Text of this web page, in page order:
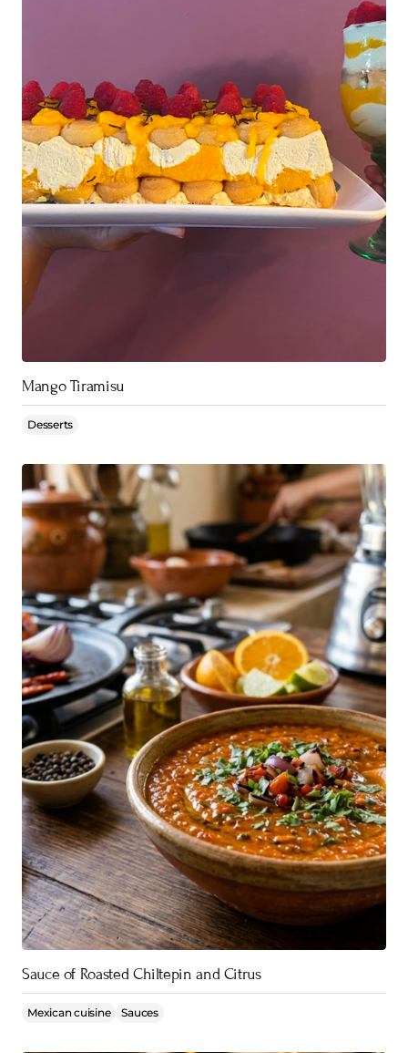
Mango Tiramisu
Desserts
Sauce of Roasted Chiltepin and Citrus
Mexican cuisine Sauces